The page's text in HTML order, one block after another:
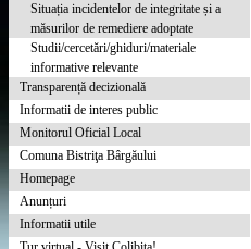
Situația incidentelor de integritate și a
măsurilor de remediere adoptate
Studii/cercetări/ghiduri/materiale
informative relevante
Transparență decizională
Informatii de interes public
Monitorul Oficial Local
Comuna Bistriţa Bârgăului
Homepage
Anunțuri
Informatii utile